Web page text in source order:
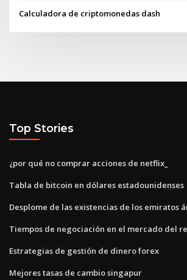
Calculadora de criptomonedas dash
Top Stories
¿por qué no comprar acciones de netflix_
Tabla de bitcoin en dólares estadounidenses
Desplome de las existencias de los emiratos
Tiempos de negociación en el mercado del
Estrategias de gestión de dinero forex
Mejores tasas de cambio singapur